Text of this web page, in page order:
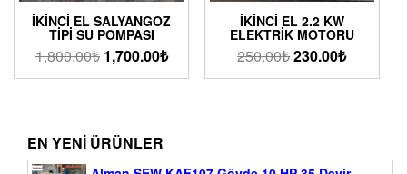
İKINCI EL SALYANGOZ
TIPI SU POMPASI
1,800.00₺ 1,700.00₺
İKINCI EL 2.2 KW
ELEKTRIK MOTORU
250.00₺230.00₺
EN YENI ÜRÜNLER